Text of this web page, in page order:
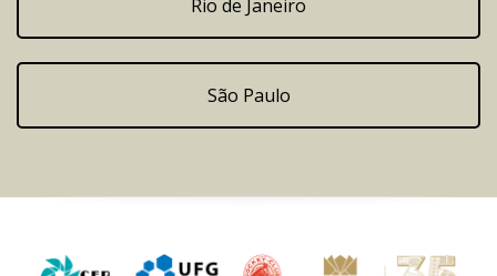
Rio de Janeiro
São Paulo